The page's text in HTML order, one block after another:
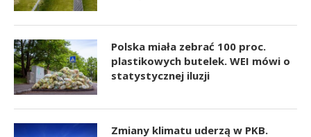
Polska miała zebrać 100 proc.
plastikowych butelek. WEI mówi o
statystycznej iluzji
Zmiany klimatu uderzą w PKB.